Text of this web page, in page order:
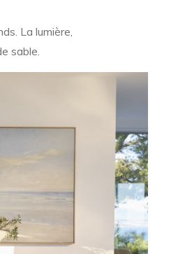
La lumière,
sable.